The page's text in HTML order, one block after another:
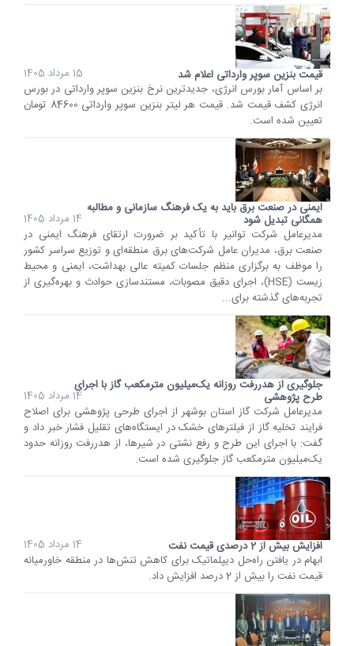
قیمت بنزین سوپر وارداتی اعلام شد
15 مرداد 1405
بر اساس آمار بورس انرژی، جدیدترین نرخ بنزین سوپر وارداتی در بورس
انرژی کشف قیمت شد. قیمت هر لیتر بنزین سوپر وارداتی 84600 تومان
تعیین شده است.
ایمنی در صنعت برق باید به یک فرهنگ سازمانی و مطالبه
همگانی تبدیل شود
14 مرداد 1405
مدیرعامل شرکت توانیر با تأکید بر ضرورت ارتقای فرهنگ ایمنی در
صنعت برق، مدیران عامل شرکت‌های برق منطقه‌ای و توزیع سراسر کشور
را موظف به برگزاری منظم جلسات کمیته عالی بهداشت، ایمنی و محیط
زیست (HSE)، اجرای دقیق مصوبات، مستندسازی حوادث و بهره‌گیری از
تجربه‌های گذشته برای...
جلوگیری از هدررفت روزانه یک‌میلیون مترمکعب گاز با اجرای
طرح پژوهشی
14 مرداد 1405
مدیرعامل شرکت گاز استان بوشهر از اجرای طرحی پژوهشی برای اصلاح
فرایند تخلیه گاز از فیلترهای خشک در ایستگاه‌های تقلیل فشار خبر داد و
گفت: با اجرای این طرح و رفع نشتی در شیرها، از هدررفت روزانه حدود
یک‌میلیون مترمکعب گاز جلوگیری شده است.
افزایش بیش از 2 درصدی قیمت نفت
14 مرداد 1405
ابهام در یافتن راه‌حل‌ دیپلماتیک برای کاهش تنش‌ها در منطقه خاورمیانه
قیمت نفت را بیش از 2 درصد افزایش داد.